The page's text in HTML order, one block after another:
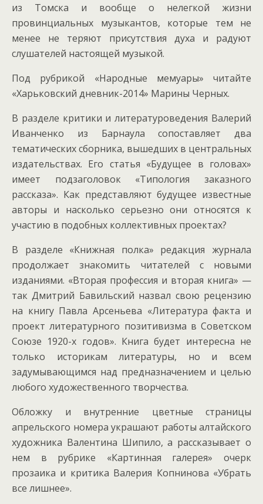
из Томска и вообще о нелегкой жизни
провинциальных музыкантов, которые тем не
менее не теряют присутствия духа и радуют
слушателей настоящей музыкой.
Под рубрикой «Народные мемуары» читайте
«Харьковский дневник-2014» Марины Черных.
В разделе критики и литературоведения Валерий
Иванченко из Барнаула сопоставляет два
тематических сборника, вышедших в центральных
издательствах. Его статья «Будущее в головах»
имеет подзаголовок «Типология заказного
рассказа». Как представляют будущее известные
авторы и насколько серьезно они относятся к
участию в подобных коллективных проектах?
В разделе «Книжная полка» редакция журнала
продолжает знакомить читателей с новыми
изданиями. «Вторая профессия и вторая книга» —
так Дмитрий Бавильский назвал свою рецензию
на книгу Павла Арсеньева «Литература факта и
проект литературного позитивизма в Советском
Союзе 1920-х годов». Книга будет интересна не
только историкам литературы, но и всем
задумывающимся над предназначением и целью
любого художественного творчества.
Обложку и внутренние цветные страницы
апрельского номера украшают работы алтайского
художника Валентина Шипило, а рассказывает о
нем в рубрике «Картинная галерея» очерк
прозаика и критика Валерия Копнинова «Убрать
все лишнее».